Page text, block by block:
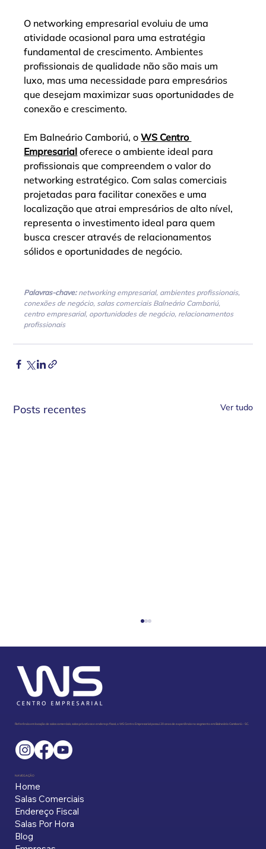
O networking empresarial evoluiu de uma
atividade ocasional para uma estratégia
fundamental de crescimento. Ambientes
profissionais de qualidade não são mais um
luxo, mas uma necessidade para empresários
que desejam maximizar suas oportunidades de
conexão e crescimento.
Em Balneário Camboriú, o WS Centro
Empresarial oferece o ambiente ideal para
profissionais que compreendem o valor do
networking estratégico. Com salas comerciais
projetadas para facilitar conexões e uma
localização que atrai empresários de alto nível,
representa o investimento ideal para quem
busca crescer através de relacionamentos
sólidos e oportunidades de negócio.
Palavras-chave: networking empresarial, ambientes profissionais,
conexões de negócio, salas comerciais Balneário Camboriú,
centro empresarial, oportunidades de negócio, relacionamentos
profissionais
Posts recentes Ver tudo
Endereço Fiscal: Para Quem é, Por Que
Referência em locação de salas comerciais, salas privativas e endereço fiscal, o WS Centro Empresarial possui 20 anos de experiência no segmento em Balneário Camboriú - SC.
NAVEGAÇÃO
Home
Salas Comerciais
Endereço Fiscal
Salas Por Hora
Blog